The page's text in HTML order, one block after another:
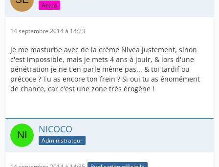
Accro
14 septembre 2014 à 14:23
Je me masturbe avec de la crème Nivea justement, sinon
c'est impossible, mais je mets 4 ans à jouir, & lors d'une
pénétration je ne t'en parle même pas... & toi tardif ou
précoce ? Tu as encore ton frein ? Si oui tu as énomément
de chance, car c'est une zone très érogène !
NICOCO
Administrateur